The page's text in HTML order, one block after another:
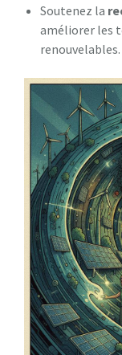
Soutenez la
améliorer les
renouvelables.